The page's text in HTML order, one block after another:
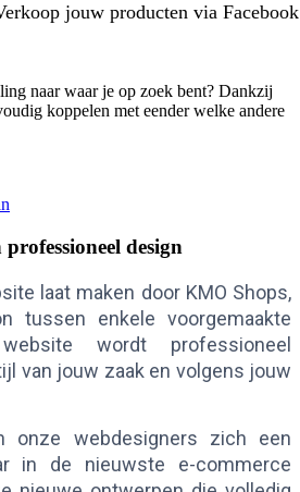
jouw producten via
naar waar je op zoek bent? Dankzij
koppelen met eender welke andere
design
laat maken door KMO Shops,
tussen enkele voorgemaakte
wordt professioneel
van jouw zaak en volgens jouw
onze webdesigners zich een
in de nieuwste e-commerce